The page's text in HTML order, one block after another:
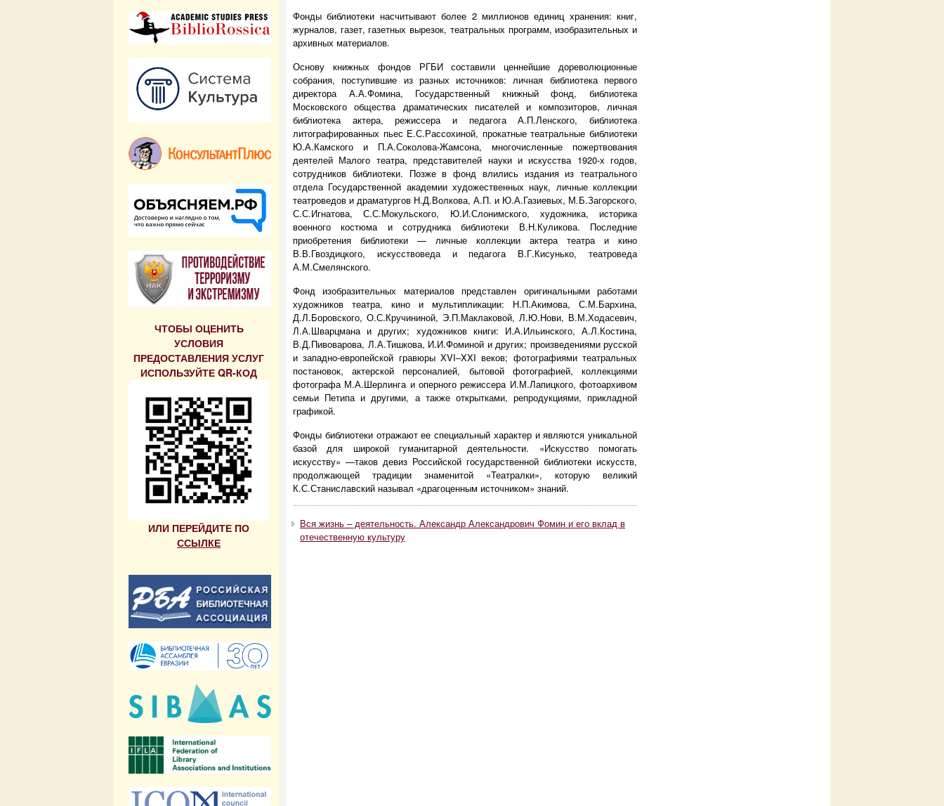
ЧТОБЫ ОЦЕНИТЬ
УСЛОВИЯ
ПРЕДОСТАВЛЕНИЯ УСЛУГ
ИСПОЛЬЗУЙТЕ QR-КОД
ИЛИ ПЕРЕЙДИТЕ ПО
ССЫЛКЕ
Фонды библиотеки насчитывают более 2 миллионов единиц хранения: книг,
журналов, газет, газетных вырезок, театральных программ, изобразительных и
архивных материалов.
Основу книжных фондов РГБИ составили ценнейшие дореволюционные
собрания, поступившие из разных источников: личная библиотека первого
директора А.А.Фомина, Государственный книжный фонд, библиотека
Московского общества драматических писателей и композиторов, личная
библиотека актера, режиссера и педагога А.П.Ленского, библиотека
литографированных пьес Е.С.Рассохиной, прокатные театральные библиотеки
Ю.А.Камского и П.А.Соколова-Жамсона, многочисленные пожертвования
деятелей Малого театра, представителей науки и искусства 1920-х годов,
сотрудников библиотеки. Позже в фонд влились издания из театрального
отдела Государственной академии художественных наук, личные коллекции
театроведов и драматургов Н.Д.Волкова, А.П. и Ю.А.Газиевых, М.Б.Загорского,
С.С.Игнатова, С.С.Мокульского, Ю.И.Слонимского, художника, историка
военного костюма и сотрудника библиотеки В.Н.Куликова. Последние
приобретения библиотеки — личные коллекции актера театра и кино
В.В.Гвоздицкого, искусствоведа и педагога В.Г.Кисунько, театроведа
А.М.Смелянского.
Фонд изобразительных материалов представлен оригинальными работами
художников театра, кино и мультипликации: Н.П.Акимова, С.М.Бархина,
Д.Л.Боровского, О.С.Кручининой, Э.П.Маклаковой, Л.Ю.Нови, В.М.Ходасевич,
Л.А.Шварцмана и других; художников книги: И.А.Ильинского, А.Л.Костина,
В.Д.Пивоварова, Л.А.Тишкова, И.И.Фоминой и других; произведениями русской
и западно-европейской гравюры XVI–XXI веков; фотографиями театральных
постановок, актерской персоналией, бытовой фотографией, коллекциями
фотографа М.А.Шерлинга и оперного режиссера И.М.Лапицкого, фотоархивом
семьи Петипа и другими, а также открытками, репродукциями, прикладной
графикой.
Фонды библиотеки отражают ее специальный характер и являются уникальной
базой для широкой гуманитарной деятельности. «Искусство помогать
искусству» —таков девиз Российской государственной библиотеки искусств,
продолжающей традиции знаменитой «Театралки», которую великий
К.С.Станиславский называл «драгоценным источником» знаний.
Вся жизнь – деятельность. Александр Александрович Фомин и его вклад в
отечественную культуру